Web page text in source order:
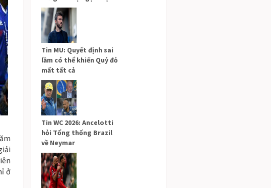
ở
Tin MU: Quyết định sai
lầm có thể khiến Quỷ đỏ
mất tất cả
Tin WC 2026: Ancelotti
hỏi Tổng thống Brazil
về Neymar